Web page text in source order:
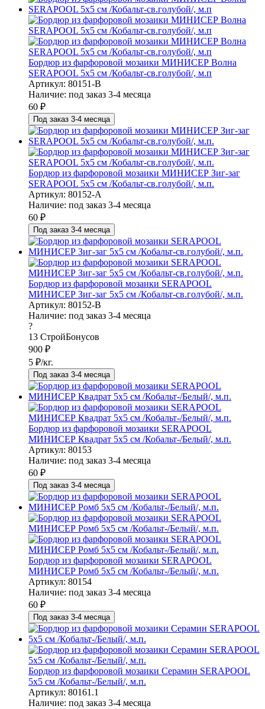
Бордюр из фарфоровой мозаики МИНИСЕР Волна
SERAPOOL 5х5 см /Кобальт-св.голубой/, м.п
Артикул: 80151-В
Наличие: под заказ 3-4 месяца
60 ₽
Под заказ 3-4 месяца
Бордюр из фарфоровой мозаики МИНИСЕР Зиг-заг
SERAPOOL 5х5 см /Кобальт-св.голубой/, м.п.
Артикул: 80152-А
Наличие: под заказ 3-4 месяца
60 ₽
Под заказ 3-4 месяца
Бордюр из фарфоровой мозаики SERAPOOL
МИНИСЕР Зиг-заг 5х5 см /Кобальт-св.голубой/, м.п.
Артикул: 80152-B
Наличие: под заказ 3-4 месяца
?
13 СтройБонусов
900 ₽
5 ₽/кг.
Под заказ 3-4 месяца
Бордюр из фарфоровой мозаики SERAPOOL
МИНИСЕР Квадрат 5х5 см /Кобальт-/Белый/, м.п.
Артикул: 80153
Наличие: под заказ 3-4 месяца
60 ₽
Под заказ 3-4 месяца
Бордюр из фарфоровой мозаики SERAPOOL
МИНИСЕР Ромб 5х5 см /Кобальт-/Белый/, м.п.
Артикул: 80154
Наличие: под заказ 3-4 месяца
60 ₽
Под заказ 3-4 месяца
Бордюр из фарфоровой мозаики Серамин SERAPOOL
5х5 см /Кобальт-/Белый/, м.п.
Артикул: 80161.1
Наличие: под заказ 3-4 месяца